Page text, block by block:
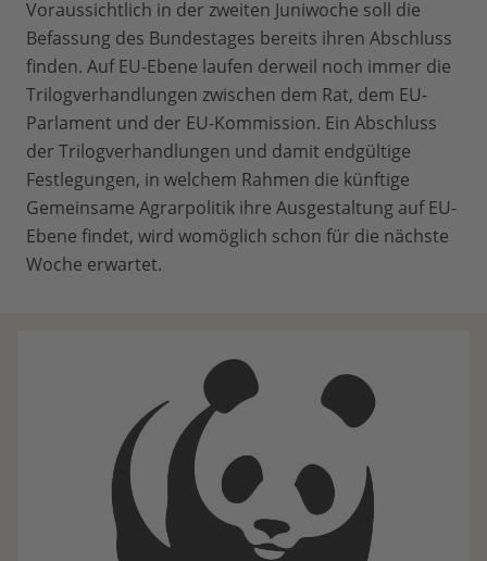
Voraussichtlich in der zweiten Juniwoche soll die
Befassung des Bundestages bereits ihren Abschluss
finden. Auf EU-Ebene laufen derweil noch immer die
Trilogverhandlungen zwischen dem Rat, dem EU-
Parlament und der EU-Kommission. Ein Abschluss
der Trilogverhandlungen und damit endgültige
Festlegungen, in welchem Rahmen die künftige
Gemeinsame Agrarpolitik ihre Ausgestaltung auf EU-
Ebene findet, wird womöglich schon für die nächste
Woche erwartet.